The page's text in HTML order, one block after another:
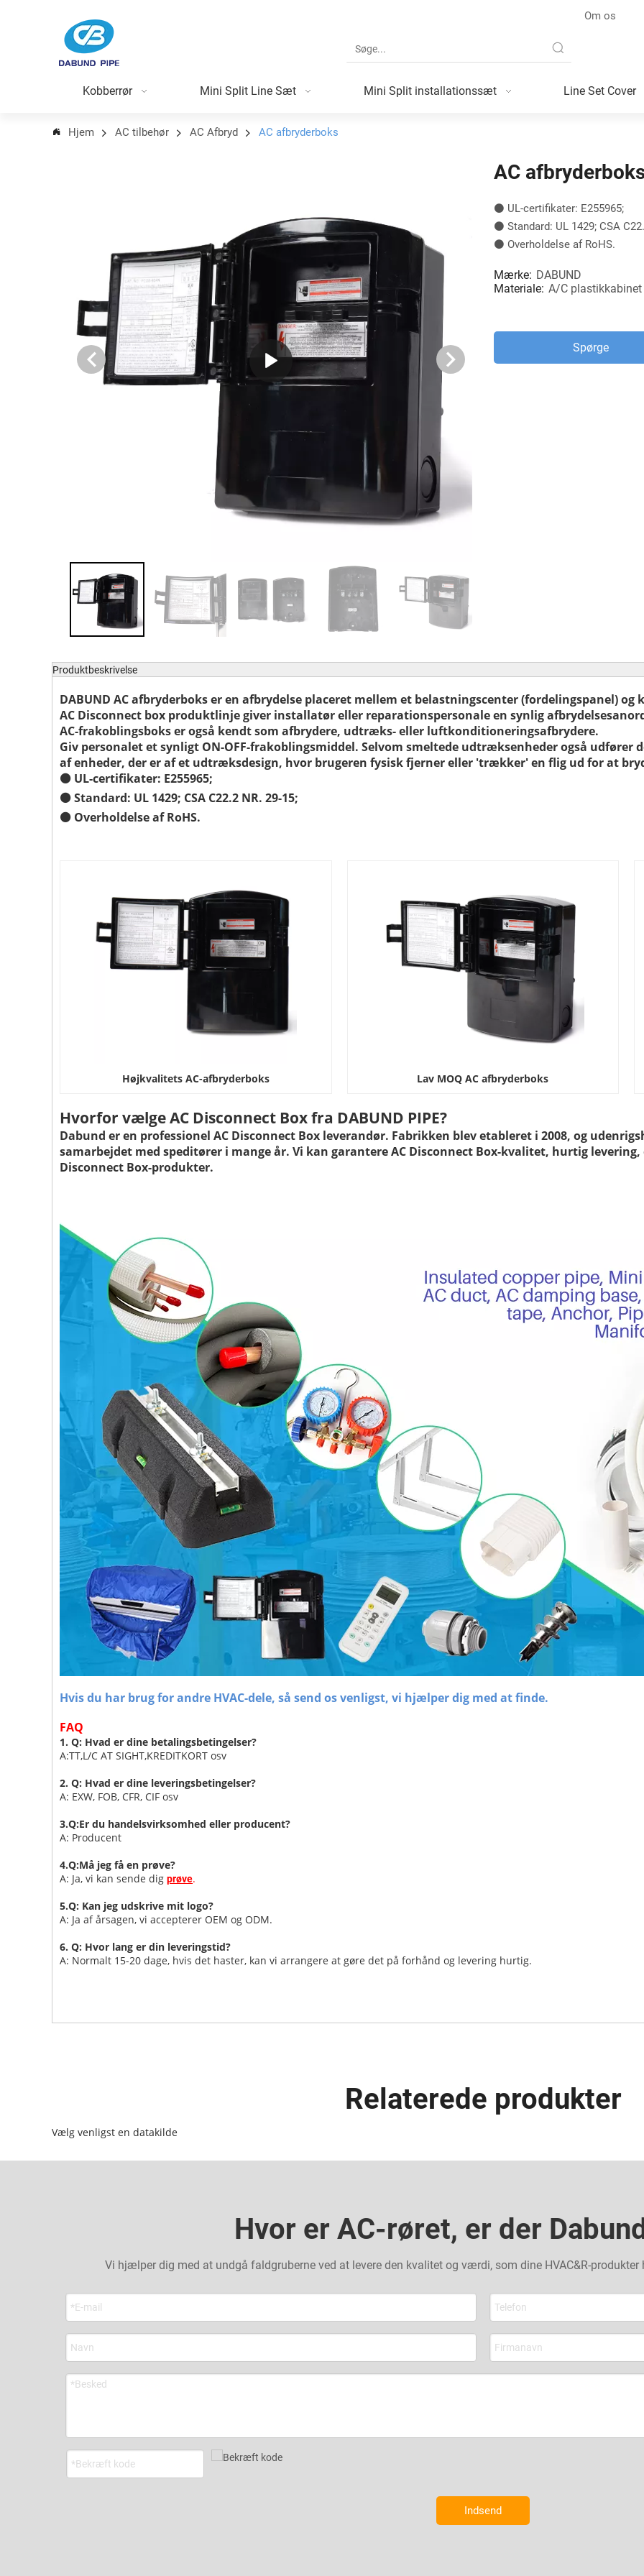
Om os
Kobberrør Mini Split Line Sæt Mini Split installationssæt Line Set Cover
Hjem AC tilbehør AC Afbryd AC afbryderboks
AC
⚫ UL-certifikater: E255965;
⚫ Standard: UL 1429; CSA
⚫ Overholdelse af RoHS.
Mærke: DABUND
Materiale: A/C plastikkabinet
Spørge
Produktbeskrivelse
DABUND AC afbryderboks er en afbrydelse placeret mellem et belastningscenter (fordelingspanel)
AC Disconnect box produktlinje giver installatør eller reparationspersonale en synlig
AC-frakoblingsboks er også kendt som afbrydere, udtræks- eller luftkonditioneringsafbrydere.
Giv personalet et synligt ON-OFF-frakoblingsmiddel. Selvom smeltede udtræksenheder også udfører
af enheder, der er af et udtræksdesign, hvor brugeren fysisk fjerner eller 'trækker' en flig ud for at
⚫ UL-certifikater: E255965;
⚫ Standard: UL 1429; CSA C22.2 NR. 29-15;
⚫ Overholdelse af RoHS.
Højkvalitets AC-afbryderboks Lav MOQ AC afbryderboks
Hvorfor vælge AC Disconnect Box fra DABUND PIPE?
Dabund er en professionel AC Disconnect Box leverandør. Fabrikken blev etableret i 2008, og
samarbejdet med speditører i mange år. Vi kan garantere AC Disconnect Box-kvalitet, hurtig
Disconnect Box-produkter.
Hvis du har brug for andre HVAC-dele, så send os venligst, vi hjælper dig med at finde.
FAQ
1. Q: Hvad er dine betalingsbetingelser?
A:TT,L/C AT SIGHT,KREDITKORT osv
2. Q: Hvad er dine leveringsbetingelser?
A: EXW, FOB, CFR, CIF osv
3.Q:Er du handelsvirksomhed eller producent?
A: Producent
4.Q:Må jeg få en prøve?
A: Ja, vi kan sende dig prøve.
5.Q: Kan jeg udskrive mit logo?
A: Ja af årsagen, vi accepterer OEM og ODM.
6. Q: Hvor lang er din leveringstid?
A: Normalt 15-20 dage, hvis det haster, kan vi arrangere at gøre det på forhånd og levering hurtig.
Relaterede produkter
Vælg venligst en datakilde
Hvor er AC-røret, er der
Vi hjælper dig med at undgå faldgruberne ved at levere den kvalitet og værdi, som dine HVAC&R-
Indsend